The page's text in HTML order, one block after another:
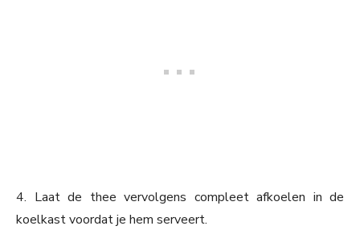
4. Laat de thee vervolgens compleet afkoelen in de
koelkast voordat je hem serveert.